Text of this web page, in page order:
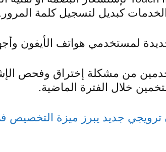
كبديل لتسجيل كلمة المرور.
لمستخدمي هواتف الأيفون
من مشكلة إختراق وفحص
خلال الفترة الماضية.
ترويجي جديد يبرز ميزة التخصيص